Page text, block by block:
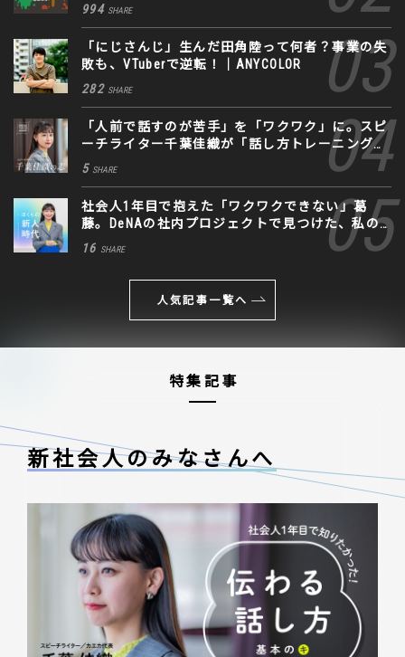
994 SHARE
「にじさんじ」生んだ田角陸って何者？事業の失
敗も、VTuberで逆転！｜ANYCOLOR
282 SHARE
「人前で話すのが苦手」を「ワクワク」に。スピ
ーチライター千葉佳織が「話し方トレーニング」
に込めた思い
5 SHARE
社会人1年目で抱えた「ワクワクできない」葛
藤。DeNAの社内プロジェクトで見つけた、私の
生きる道
16 SHARE
人気記事一覧へ
特集記事
新社会人のみなさんへ